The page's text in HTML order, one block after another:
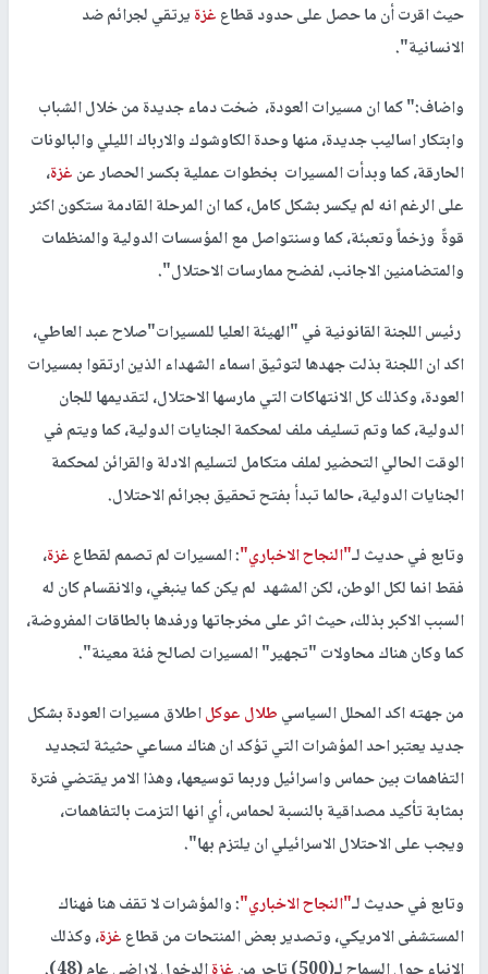
حيث اقرت أن ما حصل على حدود قطاعغزةيرتقي لجرائم ضد
الانسانية".
واضاف:" كما ان مسيرات العودة، ضخت دماء جديدة من خلال الشباب
وابتكار اساليب جديدة، منها وحدة الكاوشوك والارباك الليلي والبالونات
الحارقة، كما وبدأت المسيرات بخطوات عملية بكسر الحصار عنغزة،
على الرغم انه لم يكسر بشكل كامل، كما ان المرحلة القادمة ستكون اكثر
قوةً وزخماً وتعبئة، كما وسنتواصل مع المؤسسات الدولية والمنظمات
والمتضامنين الاجانب، لفضح ممارسات الاحتلال".
رئيس اللجنة القانونية في "الهيئة العليا للمسيرات"صلاح عبد العاطي،
اكد ان اللجنة بذلت جهدها لتوثيق اسماء الشهداء الذين ارتقوا بمسيرات
العودة، وكذلك كل الانتهاكات التي مارسها الاحتلال، لتقديمها للجان
الدولية، كما وتم تسليف ملف لمحكمة الجنايات الدولية، كما ويتم في
الوقت الحالي التحضير لملف متكامل لتسليم الادلة والقرائن لمحكمة
الجنايات الدولية، حالما تبدأ بفتح تحقيق بجرائم الاحتلال.
وتابع في حديث لـ"النجاح الاخباري": المسيرات لم تصمم لقطاعغزة،
فقط انما لكل الوطن، لكن المشهد لم يكن كما ينبغي، والانقسام كان له
السبب الاكبر بذلك، حيث اثر على مخرجاتها ورفدها بالطاقات المفروضة،
كما وكان هناك محاولات "تجهير" المسيرات لصالح فئة معينة".
من جهته اكد المحلل السياسيطلال عوكلاطلاق مسيرات العودة بشكل
جديد يعتبر احد المؤشرات التي تؤكد ان هناك مساعي حثيثة لتجديد
التفاهمات بين حماس واسرائيل وربما توسيعها، وهذا الامر يقتضي فترة
بمثابة تأكيد مصداقية بالنسبة لحماس، أي انها التزمت بالتفاهمات،
ويجب على الاحتلال الاسرائيلي ان يلتزم بها".
وتابع في حديث لـ"النجاح الاخباري": والمؤشرات لا تقف هنا فهناك
المستشفى الامريكي، وتصدير بعض المنتحات من قطاعغزة، وكذلك